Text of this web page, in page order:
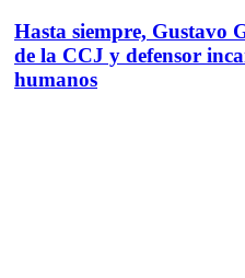
Hasta siempre, Gustavo
de la CCJ y defensor
humanos